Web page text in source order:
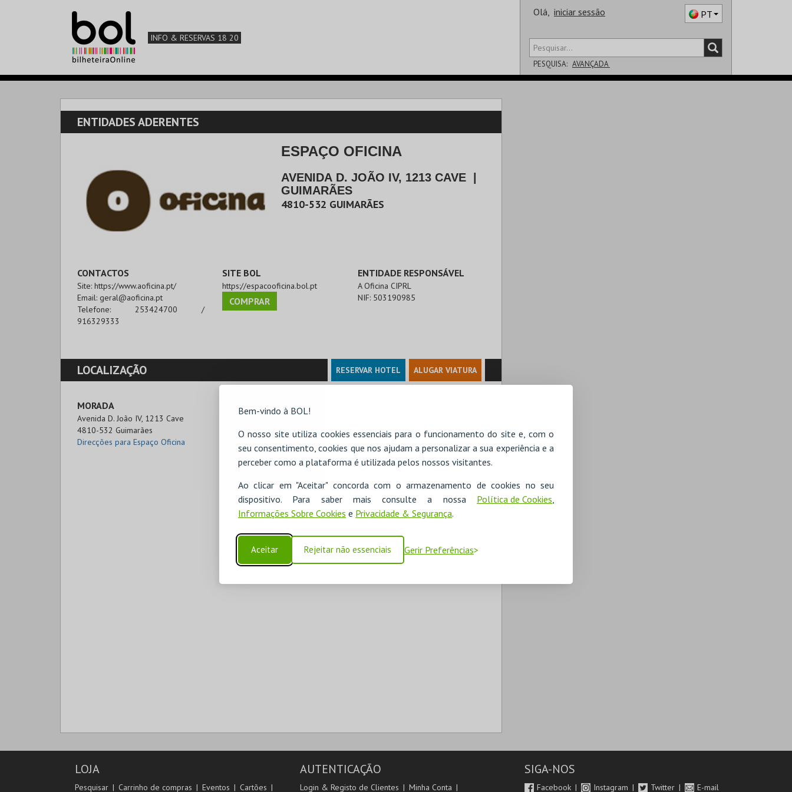
Bem-vindo à BOL!
O nosso site utiliza cookies essenciais para o funcionamento do site e, com o
seu consentimento, cookies que nos ajudam a personalizar a sua experiência e a
perceber como a plataforma é utilizada pelos nossos visitantes.
Ao clicar em "Aceitar" concorda com o armazenamento de cookies no seu
dispositivo. Para saber mais consulte a nossa Política de Cookies,
Informações Sobre Cookies e Privacidade & Segurança.
Aceitar Rejeitar não essenciais Gerir Preferências
INFO & RESERVAS 18 20
Olá, iniciar sessão PT
PESQUISA: AVANÇADA
ENTIDADES ADERENTES
ESPAÇO OFICINA
AVENIDA D. JOÃO IV, 1213 CAVE
GUIMARÃES
4810-532 GUIMARÃES
CONTACTOS
Site: https://www.aoficina.pt/
Email: geral@aoficina.pt
Telefone: 253424700 /
916329333
SITE BOL
https://espacooficina.bol.pt
COMPRAR
ENTIDADE RESPONSÁVEL
A Oficina CIPRL
NIF: 503190985
LOCALIZAÇÃO RESERVAR HOTEL ALUGAR VIATURA
MORADA
Avenida D. João IV, 1213 Cave
4810-532 Guimarães
Direcções para Espaço Oficina
LOJA
Pesquisar Carrinho de compras Eventos Cartões
AUTENTICAÇÃO
Login & Registo de Clientes Minha Conta
SIGA-NOS
Facebook Instagram Twitter E-mail